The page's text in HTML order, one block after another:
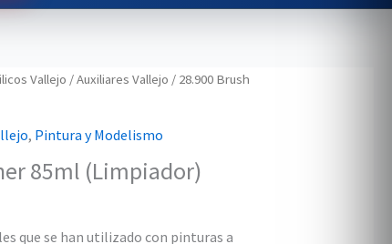
Vallejo /Auxiliares Vallejo / 28.900 Brush
, Pintura y Modelismo
85ml (Limpiador)
que se han utilizado con pinturas a